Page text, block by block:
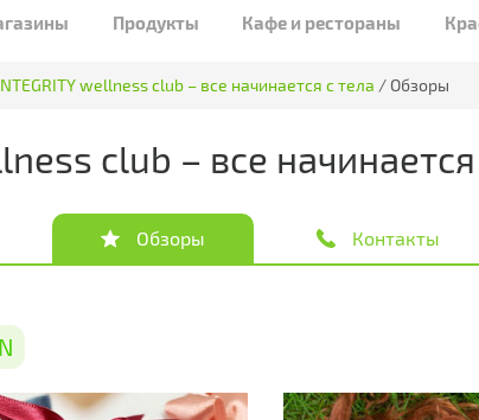
Продукты Кафе и рестораны
wellness club – все начинается с тела / Обзоры
club – все начинается
Обзоры Контакты